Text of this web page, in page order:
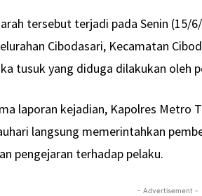
tersebut terjadi pada Senin (15/
Cibodasari, Kecamatan
tusuk yang diduga dilakukan oleh
laporan kejadian, Kapolres Metro
langsung memerintahkan
pengejaran terhadap pelaku.
- Advertisement -